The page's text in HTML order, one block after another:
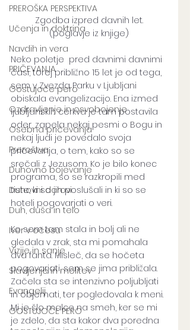
PREROŠKA PERSPEKTIVA
Učenja in doktrina
Navdih in vera
PRIČEVANJA
Gostujoče pero
Ozdravljenje in osvobojenje
Osebna pričevanja
Preroštva
Duhovno bojevanje
Duhovni darovi
Duh, duša in telo
Iver v očesu
Vizije in sanje
Slavljenje in molitev
Evangelij
GOSTUJOČE PERO
Zgodba izpred davnih let.
(poglavje iz knjige)
Neko poletje  pred davnimi davnimi
časi, torej približno 15 let je od tega,
sem v Zvezda Parku v Ljubljani
obiskala evangelizacijo. Ena izmed
ljubljanskih cerkva je tam postavila
oder, zapela nekaj pesmi o Bogu in
nekaj ljudi je povedalo svoja
pričevanja, o tem, kako so se
srečali z Jezusom. Ko je bilo konec
programa, so se razkropili med
tiste, ki so jih poslušali in ki so se
hoteli pogovarjati o veri.
Ko sem tam stala in bolj ali ne
gledala v zrak, sta mi pomahala
dva fanta. Misleč, da se hočeta
pogovarjati, sem se jima približala.
Začela sta se intenzivno poljubljati
in objemati, ter pogledovala k meni.
Mi je šlo malce na smeh, ker se mi
je zdelo, da sta kakor dva poredna